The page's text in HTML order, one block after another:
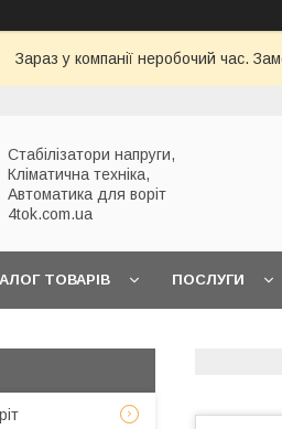
Зараз у компанії неробочий час.
Стабілізатори напруги,
Кліматична техніка,
Автоматика для воріт
4tok.com.ua
ТОВАРІВ ПОСЛУГИ